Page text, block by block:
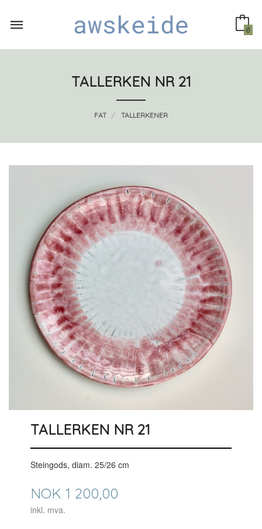
innholdet
0
TALLERKEN NR 21
FAT TALLERKENER
TALLERKEN NR 21
Steingods, diam. 25/26 cm
Pris
NOK 1 200,00
inkl. mva.